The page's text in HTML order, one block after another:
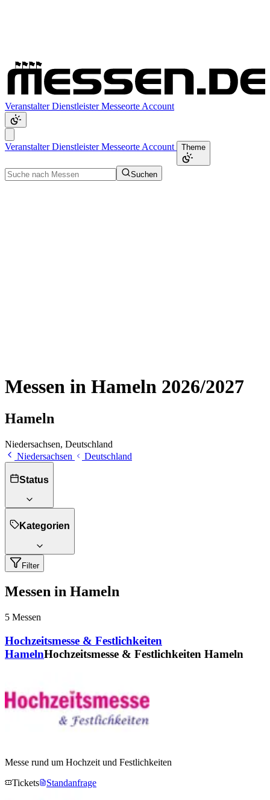
VeranstalterDienstleisterMesseorte Account
VeranstalterDienstleisterMesseorte Account Theme
Suchen
Messen in Hameln 2026/2027
Hameln
Niedersachsen, Deutschland
Niedersachsen
Deutschland
Status
Kategorien
Filter
Messen in Hameln
5 Messen
Hochzeitsmesse & Festlichkeiten
HamelnHochzeitsmesse & Festlichkeiten Hameln
Messe rund um Hochzeit und Festlichkeiten
Tickets
Standanfrage